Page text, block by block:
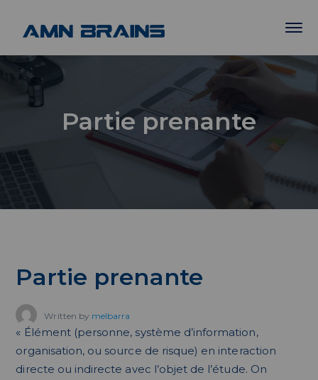
Partie prenante
Partie prenante
Written by melbarra
« Élément (personne, système d’information,
organisation, ou source de risque) en interaction
directe ou indirecte avec l’objet de l’étude. On